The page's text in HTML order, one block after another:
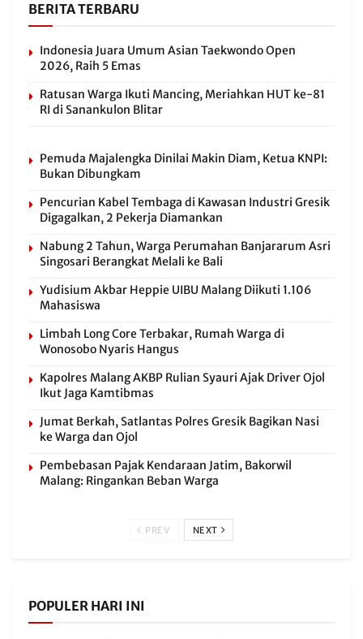
BERITA TERBARU
Indonesia Juara Umum Asian Taekwondo Open
2026, Raih 5 Emas
Ratusan Warga Ikuti Mancing, Meriahkan HUT ke-81
RI di Sanankulon Blitar
Pemuda Majalengka Dinilai Makin Diam, Ketua KNPI:
Bukan Dibungkam
Pencurian Kabel Tembaga di Kawasan Industri Gresik
Digagalkan, 2 Pekerja Diamankan
Nabung 2 Tahun, Warga Perumahan Banjararum Asri
Singosari Berangkat Melali ke Bali
Yudisium Akbar Heppie UIBU Malang Diikuti 1.106
Mahasiswa
Limbah Long Core Terbakar, Rumah Warga di
Wonosobo Nyaris Hangus
Kapolres Malang AKBP Rulian Syauri Ajak Driver Ojol
Ikut Jaga Kamtibmas
Jumat Berkah, Satlantas Polres Gresik Bagikan Nasi
ke Warga dan Ojol
Pembebasan Pajak Kendaraan Jatim, Bakorwil
Malang: Ringankan Beban Warga
PREV NEXT
POPULER HARI INI